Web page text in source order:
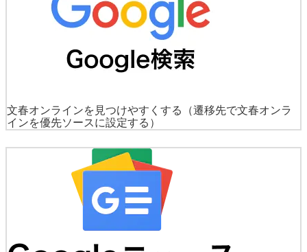
文春オンラインを見つけやすくする
（遷移先で文春オンラ
インを優先ソースに設定する）